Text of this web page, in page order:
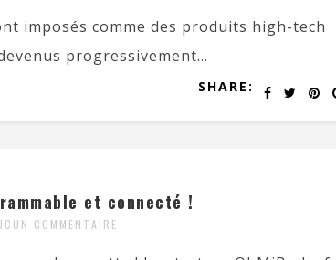
imposés comme des produits high-tech
progressivement...
SHARE:
et connecté !
COMMENTAIRE